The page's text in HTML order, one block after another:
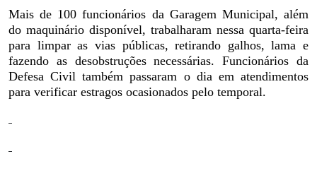
Mais de 100 funcionários da Garagem Municipal, além
do maquinário disponível, trabalharam nessa quarta-feira
para limpar as vias públicas, retirando galhos, lama e
fazendo as desobstruções necessárias. Funcionários da
Defesa Civil também passaram o dia em atendimentos
para verificar estragos ocasionados pelo temporal.